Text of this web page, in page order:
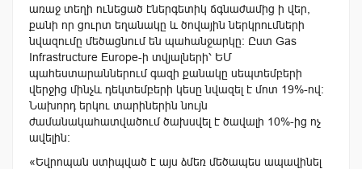
առաջ տեղի ունեցած էներգետիկ ճգնաժամից ի վեր,
քանի որ ցուրտ եղանակը և ծովային ներկրումների
նվազումը մեծացնում են պահանջարկը: Ըստ Gas
Infrastructure Europe-ի տվյալների՝ ԵՄ
պահեստարաններում գազի քանակը սեպտեմբերի
վերջից մինչև դեկտեմբերի կեսը նվազել է մոտ 19%-ով:
Նախորդ երկու տարիներին նույն
ժամանակահատվածում ծախսվել է ծավալի 10%-ից ոչ
ավելին:
«Եվրոպան ստիպված է այս ձմեռ մեծապես ապավինել